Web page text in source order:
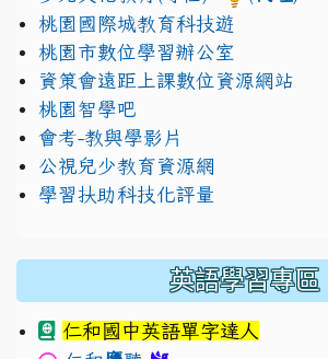
桃園國際城教育科技遊
桃園市數位學習辦公室
資策會遠距上課數位資源網站
桃園智學吧
會考-教與學影片
公視兒少教育資源網
學習扶助科技化評量
英語學習專區
仁和國中英語單字達人